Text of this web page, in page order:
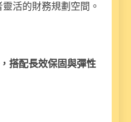
活的財務規劃空間。
搭配長效保固與彈性